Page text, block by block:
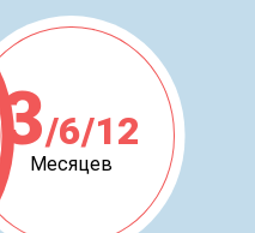
3/6/12
Месяцев